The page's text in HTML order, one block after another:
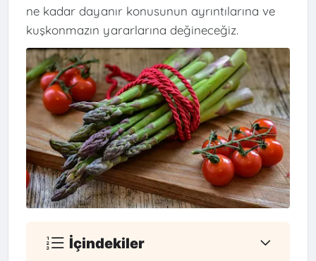
ne kadar dayanır konusunun ayrıntılarına ve
kuşkonmazın yararlarına değineceğiz.
İçindekiler